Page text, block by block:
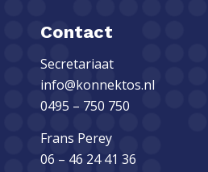
Contact
Secretariaat
info@konnektos.nl
0495 – 750 750
Frans Perey
06 – 46 24 41 36